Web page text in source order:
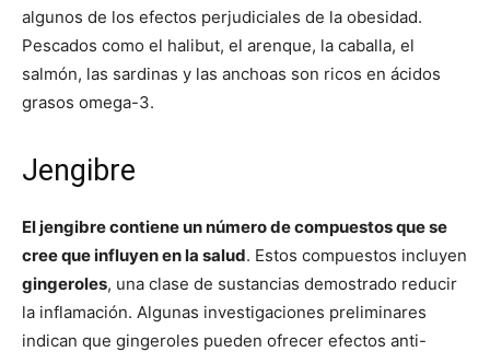
algunos de los efectos perjudiciales de la obesidad.
Pescados como el halibut, el arenque, la caballa, el
salmón, las sardinas y las anchoas son ricos en ácidos
grasos omega-3.
Jengibre
El jengibre contiene un número de compuestos que se
cree que influyen en la salud. Estos compuestos incluyen
gingeroles, una clase de sustancias demostrado reducir
la inflamación. Algunas investigaciones preliminares
indican que gingeroles pueden ofrecer efectos anti-